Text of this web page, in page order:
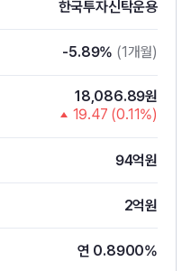
한국투자신탁운용
-5.89% (1개월)
18,086.89원
19.47 (0.11%)
94억원
2억원
연 0.8900%